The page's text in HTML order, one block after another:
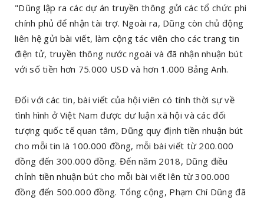
"Dũng lập ra các dự án truyền thông gửi các tổ chức phi
chính phủ để nhận tài trợ. Ngoài ra, Dũng còn chủ động
liên hệ gửi bài viết, làm cộng tác viên cho các trang tin
điện tử, truyền thông nước ngoài và đã nhận nhuận bút
với số tiền hơn 75.000 USD và hơn 1.000 Bảng Anh.
Đối với các tin, bài viết của hội viên có tính thời sự về
tình hình ở Việt Nam được dư luận xã hội và các đối
tượng quốc tế quan tâm, Dũng quy định tiền nhuận bút
cho mỗi tin là 100.000 đồng, mỗi bài viết từ 200.000
đồng đến 300.000 đồng. Đến năm 2018, Dũng điều
chỉnh tiền nhuận bút cho mỗi bài viết lên từ 300.000
đồng đến 500.000 đồng. Tổng cộng, Phạm Chí Dũng đã